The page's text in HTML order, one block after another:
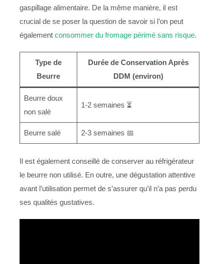
gaspillage alimentaire. De la même manière, il est
crucial de se poser la question de savoir si l’on peut
également consommer du fromage périmé sans risque.
Type de
Beurre
Durée de Conservation Après
DDM (environ)
Beurre doux
non salé
1-2 semaines ⏳
Beurre salé 2-3 semaines 📅
Il est également conseillé de conserver au réfrigérateur
le beurre non utilisé. En outre, une dégustation attentive
avant l’utilisation permet de s’assurer qu’il n’a pas perdu
ses qualités gustatives.